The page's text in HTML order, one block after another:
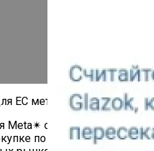
Meta✴ объявила о планах
по сниженной цене